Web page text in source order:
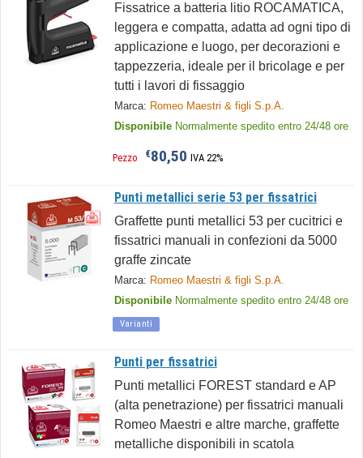
Fissatrice a batteria litio ROCAMATICA,
leggera e compatta, adatta ad ogni tipo di
applicazione e luogo, per decorazioni e
tappezzeria, ideale per il bricolage e per
tutti i lavori di fissaggio
Marca: Romeo Maestri & figli S.p.A.
Disponibile Normalmente spedito entro 24/48 ore
Pezzo €80,50 IVA 22%
Punti metallici serie 53 per fissatrici
Graffette punti metallici 53 per cucitrici e
fissatrici manuali in confezioni da 5000
graffe zincate
Marca: Romeo Maestri & figli S.p.A.
Disponibile Normalmente spedito entro 24/48 ore
Varianti
Punti per fissatrici
Punti metallici FOREST standard e AP
(alta penetrazione) per fissatrici manuali
Romeo Maestri e altre marche, graffette
metalliche disponibili in scatola